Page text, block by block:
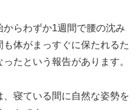
らわずか1週間で腰の沈み
体がまっすぐに保たれるた
たという報告があります。
寝ている間に自然な姿勢を